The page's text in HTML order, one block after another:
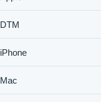
DTM
iPhone
Mac